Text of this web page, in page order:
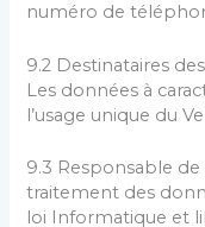
numéro de
9.2 Destinataires
Les données à
l’usage unique du
9.3 Responsable
traitement des
loi Informatique et